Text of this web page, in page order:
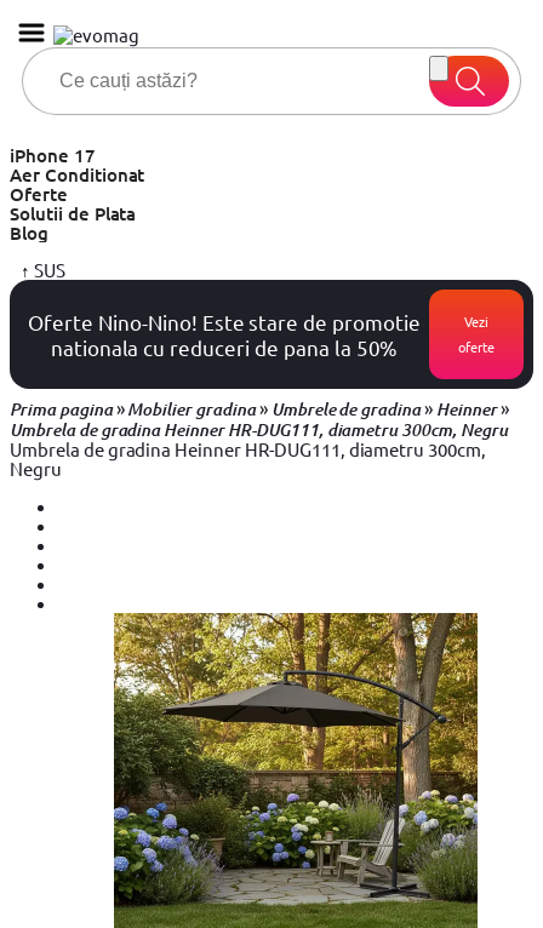
iPhone 17
Aer Conditionat
Oferte
Solutii de Plata
Blog
↑ SUS
Oferte Nino-Nino! Este stare de promotie
nationala cu reduceri de pana la 50%
Vezi
oferte
Prima pagina»Mobilier gradina» Umbrele de gradina» Heinner»
Umbrela de gradina Heinner HR-DUG111, diametru 300cm, Negru
Umbrela de gradina Heinner HR-DUG111, diametru 300cm,
Negru